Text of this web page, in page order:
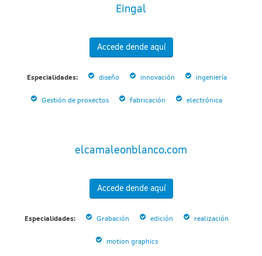
Eingal
Accede dende aquí
Especialidades: diseño innovación ingeniería
Gestión de proxectos fabricación electrónica
elcamaleonblanco.com
Accede dende aquí
Especialidades: Grabación edición realización
motion graphics